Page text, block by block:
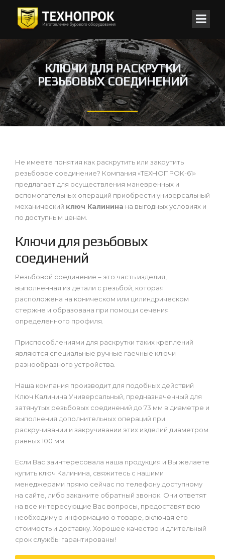
КЛЮЧИ ДЛЯ РАСКРУТКИ
РЕЗЬБОВЫХ СОЕДИНЕНИЙ
Не имеете понятия как раскрутить или закрутить
резьбовое соединение? Компания «ТЕХНОПРОК-61»
предлагает для осуществления маневренных и
вспомогательных операций приобрести универсальный
механический ключ Калинина на выгодных условиях и
по доступным ценам.
Ключи для резьбовых
соединений
Резьбовой соединение – это часть изделия,
выполненная из детали с резьбой, которая
расположена на коническом или цилиндрическом
стержне и образована при помощи сечения
определенного профиля.
Приспособлениями для раскрутки таких креплений
являются специальные ручные гаечные ключи
разнообразного устройства.
Наша компания производит для подобных действий
Ключ Калинина Универсальный, предназначенный для
затянутых резьбовых соединений до 73 мм в диаметре и
выполнения дополнительных операций при
раскручивании и закручивании этих изделий диаметром
равных 100 мм.
Если Вас заинтересовала наша продукция и Вы желаете
купить ключ Калинина, свяжитесь с нашими
менеджерами прямо сейчас по телефону доступному
на сайте, либо закажите обратный звонок. Они ответят
на все интересующие Вас вопросы, предоставят всю
необходимую информацию о товаре, включая его
стоимость и доставку. Хорошее качество и длительный
срок службы гарантированы!